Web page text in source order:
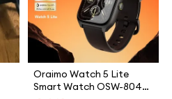
Oraimo Watch 5 Lite
Smart Watch OSW-804